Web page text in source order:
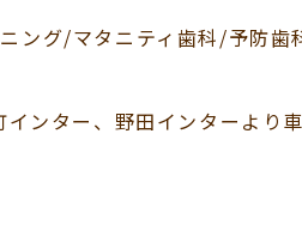
ング/マタニティ歯科/予防歯
ンター、野田インターより